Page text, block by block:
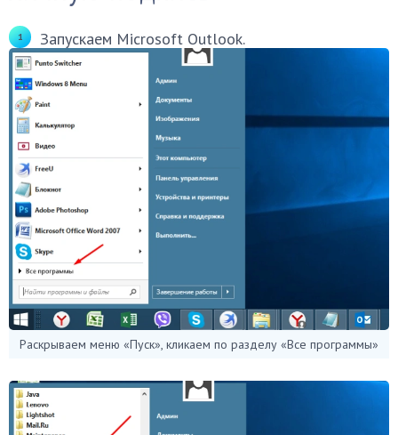
Запускаем Microsoft Outlook.
Раскрываем меню «Пуск», кликаем по разделу «Все программы»